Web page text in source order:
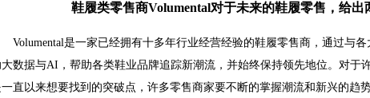
鞋履类零售商Volumental对于未来的鞋履零售，给出
Volumental是一家已经拥有十多年行业经营经验的鞋履零售商，通过与
数据与AI，帮助各类鞋业品牌追踪新潮流，并始终保持领先地位。对于
直以来想要找到的突破点，许多零售商家要不断的掌握潮流和新兴的趋